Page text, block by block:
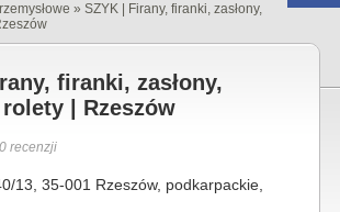
» SZYK | Firany, firanki, zasłony,
firanki, zasłony,
| Rzeszów
0 recenzji
13, 35-001 Rzeszów, podkarpackie,